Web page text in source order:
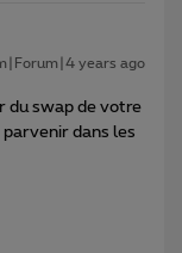
years ago
du swap de votre
dans les